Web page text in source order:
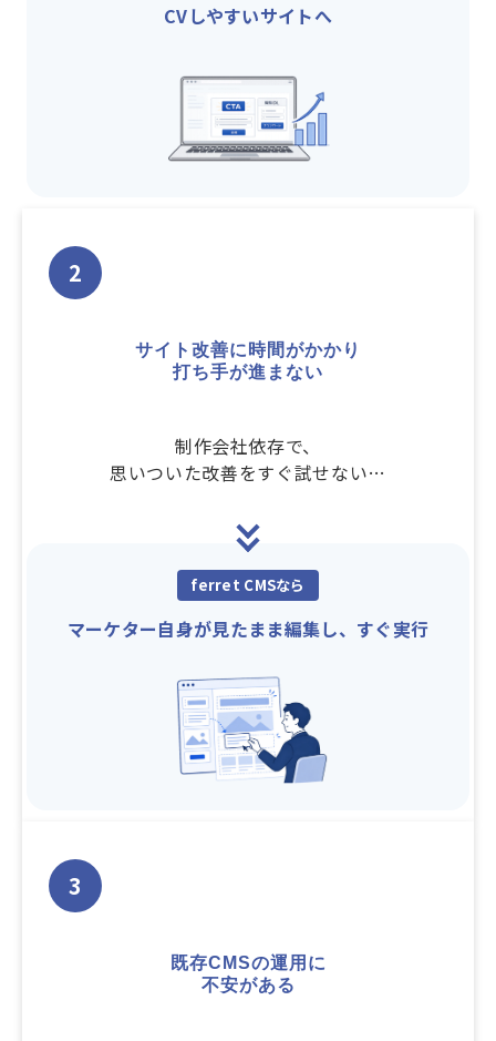
CVしやすいサイトへ
2
サイト改善に時間がかかり
打ち手が進まない
制作会社依存で、
思いついた改善をすぐ試せない…
ferret CMSなら
マーケター自身が見たまま編集し、すぐ実行
3
既存CMSの運用に
不安がある